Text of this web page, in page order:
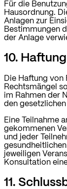
Für die
Hausordnung.
Anlagen zur
Bestimmungen
der Anlage
10.
Die Haftung von
Rechtsmängel
im Rahmen der
den
Eine Teilnahme
gekommenen
und jeder
jeweiligen
Konsultation
11.